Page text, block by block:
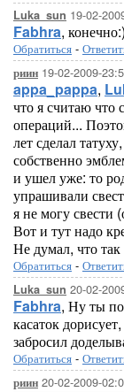
Luka_sun 19-02-
Fabhra, конечно:)
Обратиться -
риин 19-02-2009-
appa_pappa,
что я считаю что
операций...
лет сделал
собственно
и ушел уже: то
упрашивали
я не могу свести
Вот и тут надо
Не думал, что
Обратиться -
Luka_sun 20-02-
Fabhra, Ну ты
касаток
забросил
Обратиться -
риин 20-02-2009-